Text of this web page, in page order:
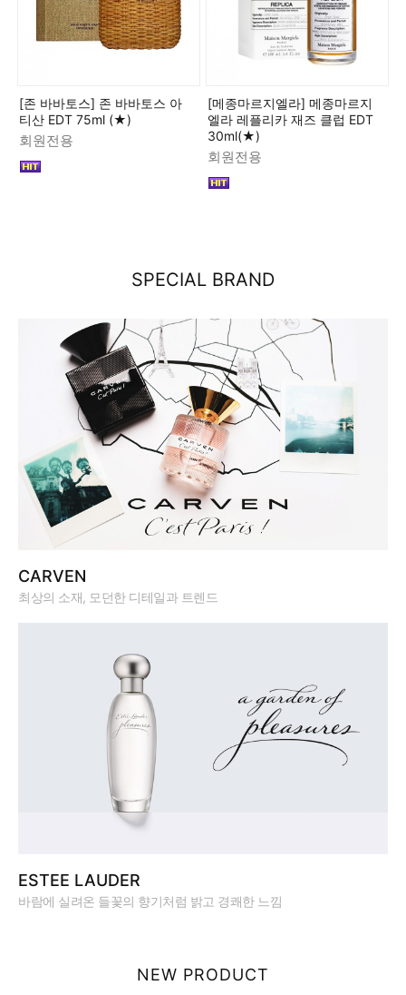
[존 바바토스] 존 바바토스 아
티산 EDT 75ml (★)
회원전용
[메종마르지엘라] 메종마르지
엘라 레플리카 재즈 클럽 EDT
30ml(★)
회원전용
SPECIAL BRAND
CARVEN
최상의 소재, 모던한 디테일과 트렌드
ESTEE LAUDER
바람에 실려온 들꽃의 향기처럼 밝고 경쾌한 느낌
NEW PRODUCT